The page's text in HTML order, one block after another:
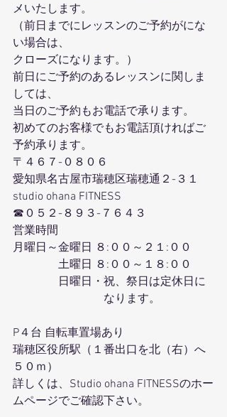
メいたします。
（前日までにレッスンのご予約がにな
い場合は、
クローズになります。）
前日にご予約のあるレッスンに関しま
しては、
当日のご予約もお電話で承ります。
初めてのお客様でもお電話頂ければご
予約承ります。
〒４６７-０８０６
愛知県名古屋市瑞穂区瑞穂通２-３１
studio ohana FITNESS
☎０５２-８９３-７６４３
営業時間
月曜日～金曜日 ８:００～２１:００
土曜日 ８:００～１８:００
日曜日・祝、祭日は定休日に
なります。
P４台 自転車置場あり
瑞穂区役所駅（１番出口を北（右）へ
５０ｍ）
詳しくは、Studio ohana FITNESSのホー
ムページでご確認下さい。